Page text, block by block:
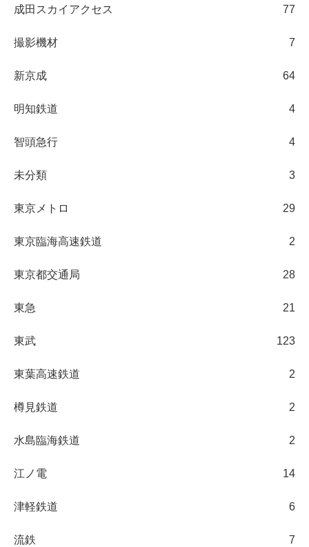
成田スカイアクセス 77
撮影機材 7
新京成 64
明知鉄道 4
智頭急行 4
未分類 3
東京メトロ 29
東京臨海高速鉄道 2
東京都交通局 28
東急 21
東武 123
東葉高速鉄道 2
樽見鉄道 2
水島臨海鉄道 2
江ノ電 14
津軽鉄道 6
流鉄 7